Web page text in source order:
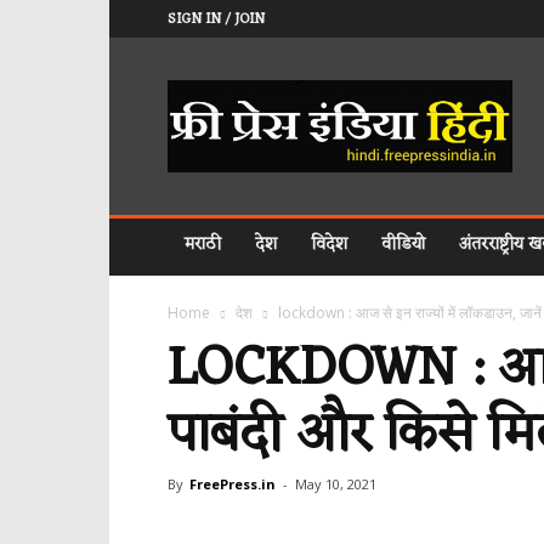
SIGN IN / JOIN
𝐅𝐑𝐄𝐄
𝐏𝐑𝐄𝐒𝐒
𝐈𝐍𝐃𝐈𝐀
मराठी देश विदेश वीडियो अंतरराष्ट्रीय
Home देश lockdown : आज से इन राज्यों में लॉकडाउन, जानें
LOCKDOWN :
पाबंदी और किसे
By FreePress.in - May 10, 2021